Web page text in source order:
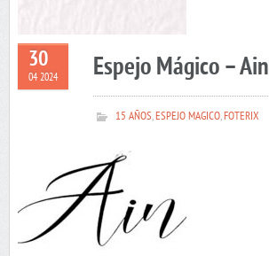
30
04 2024 Espejo Mágico – Ain
15 AÑOS,ESPEJO MAGICO,FOTERIX